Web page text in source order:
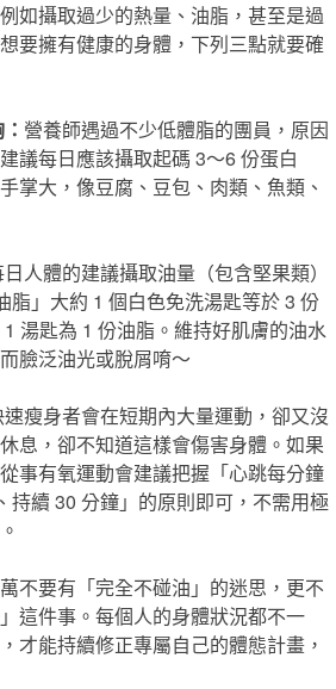
如攝取過少的熱量、油脂，甚至是過
要擁有健康的身體，下列三點就要確
營養師遇過不少低體脂的團員，原因
議每日應該攝取起碼 3～6 份蛋白
掌大，像豆腐、豆包、肉類、魚類、
日人體的建議攝取油量（包含堅果類）
脂」大約 1 個白色免洗湯匙等於 3 份
湯匙為 1 份油脂。維持好肌膚的油水
臉泛油光或脫屑唷～
瘦身者會在短期內大量運動，卻又沒
息，卻不知道這樣​會​傷害身體。如果
事有氧運動會建議把握​「​心跳每分鐘
持續 30 分鐘​」​的原則即可，不需用極
不要有「完全不碰油」的迷思，更不
這件事。每個人的身體狀況都不一
才能持續修正專屬自己的體態計畫，